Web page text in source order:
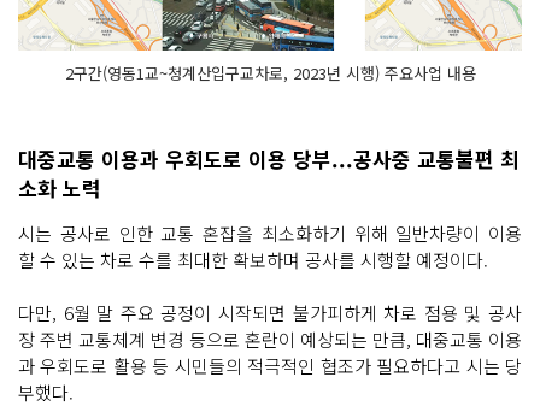
2구간(영동1교~청계산입구교차로, 2023년 시행) 주요사업 내용
대중교통 이용과 우회도로 이용 당부...공사중 교통불편 최
소화 노력
시는 공사로 인한 교통 혼잡을 최소화하기 위해 일반차량이 이용
할 수 있는 차로 수를 최대한 확보하며 공사를 시행할 예정이다.
다만, 6월 말 주요 공정이 시작되면 불가피하게 차로 점용 및 공사
장 주변 교통체계 변경 등으로 혼란이 예상되는 만큼, 대중교통 이용
과 우회도로 활용 등 시민들의 적극적인 협조가 필요하다고 시는 당
부했다.